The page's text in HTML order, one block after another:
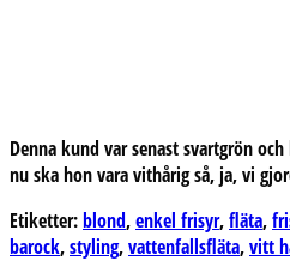
Denna kund var senast svartgrön
nu ska hon vara vithårig så, ja, vi
Etiketter:blond,enkel frisyr,fläta,
barock,styling,vattenfallsfläta,vitt